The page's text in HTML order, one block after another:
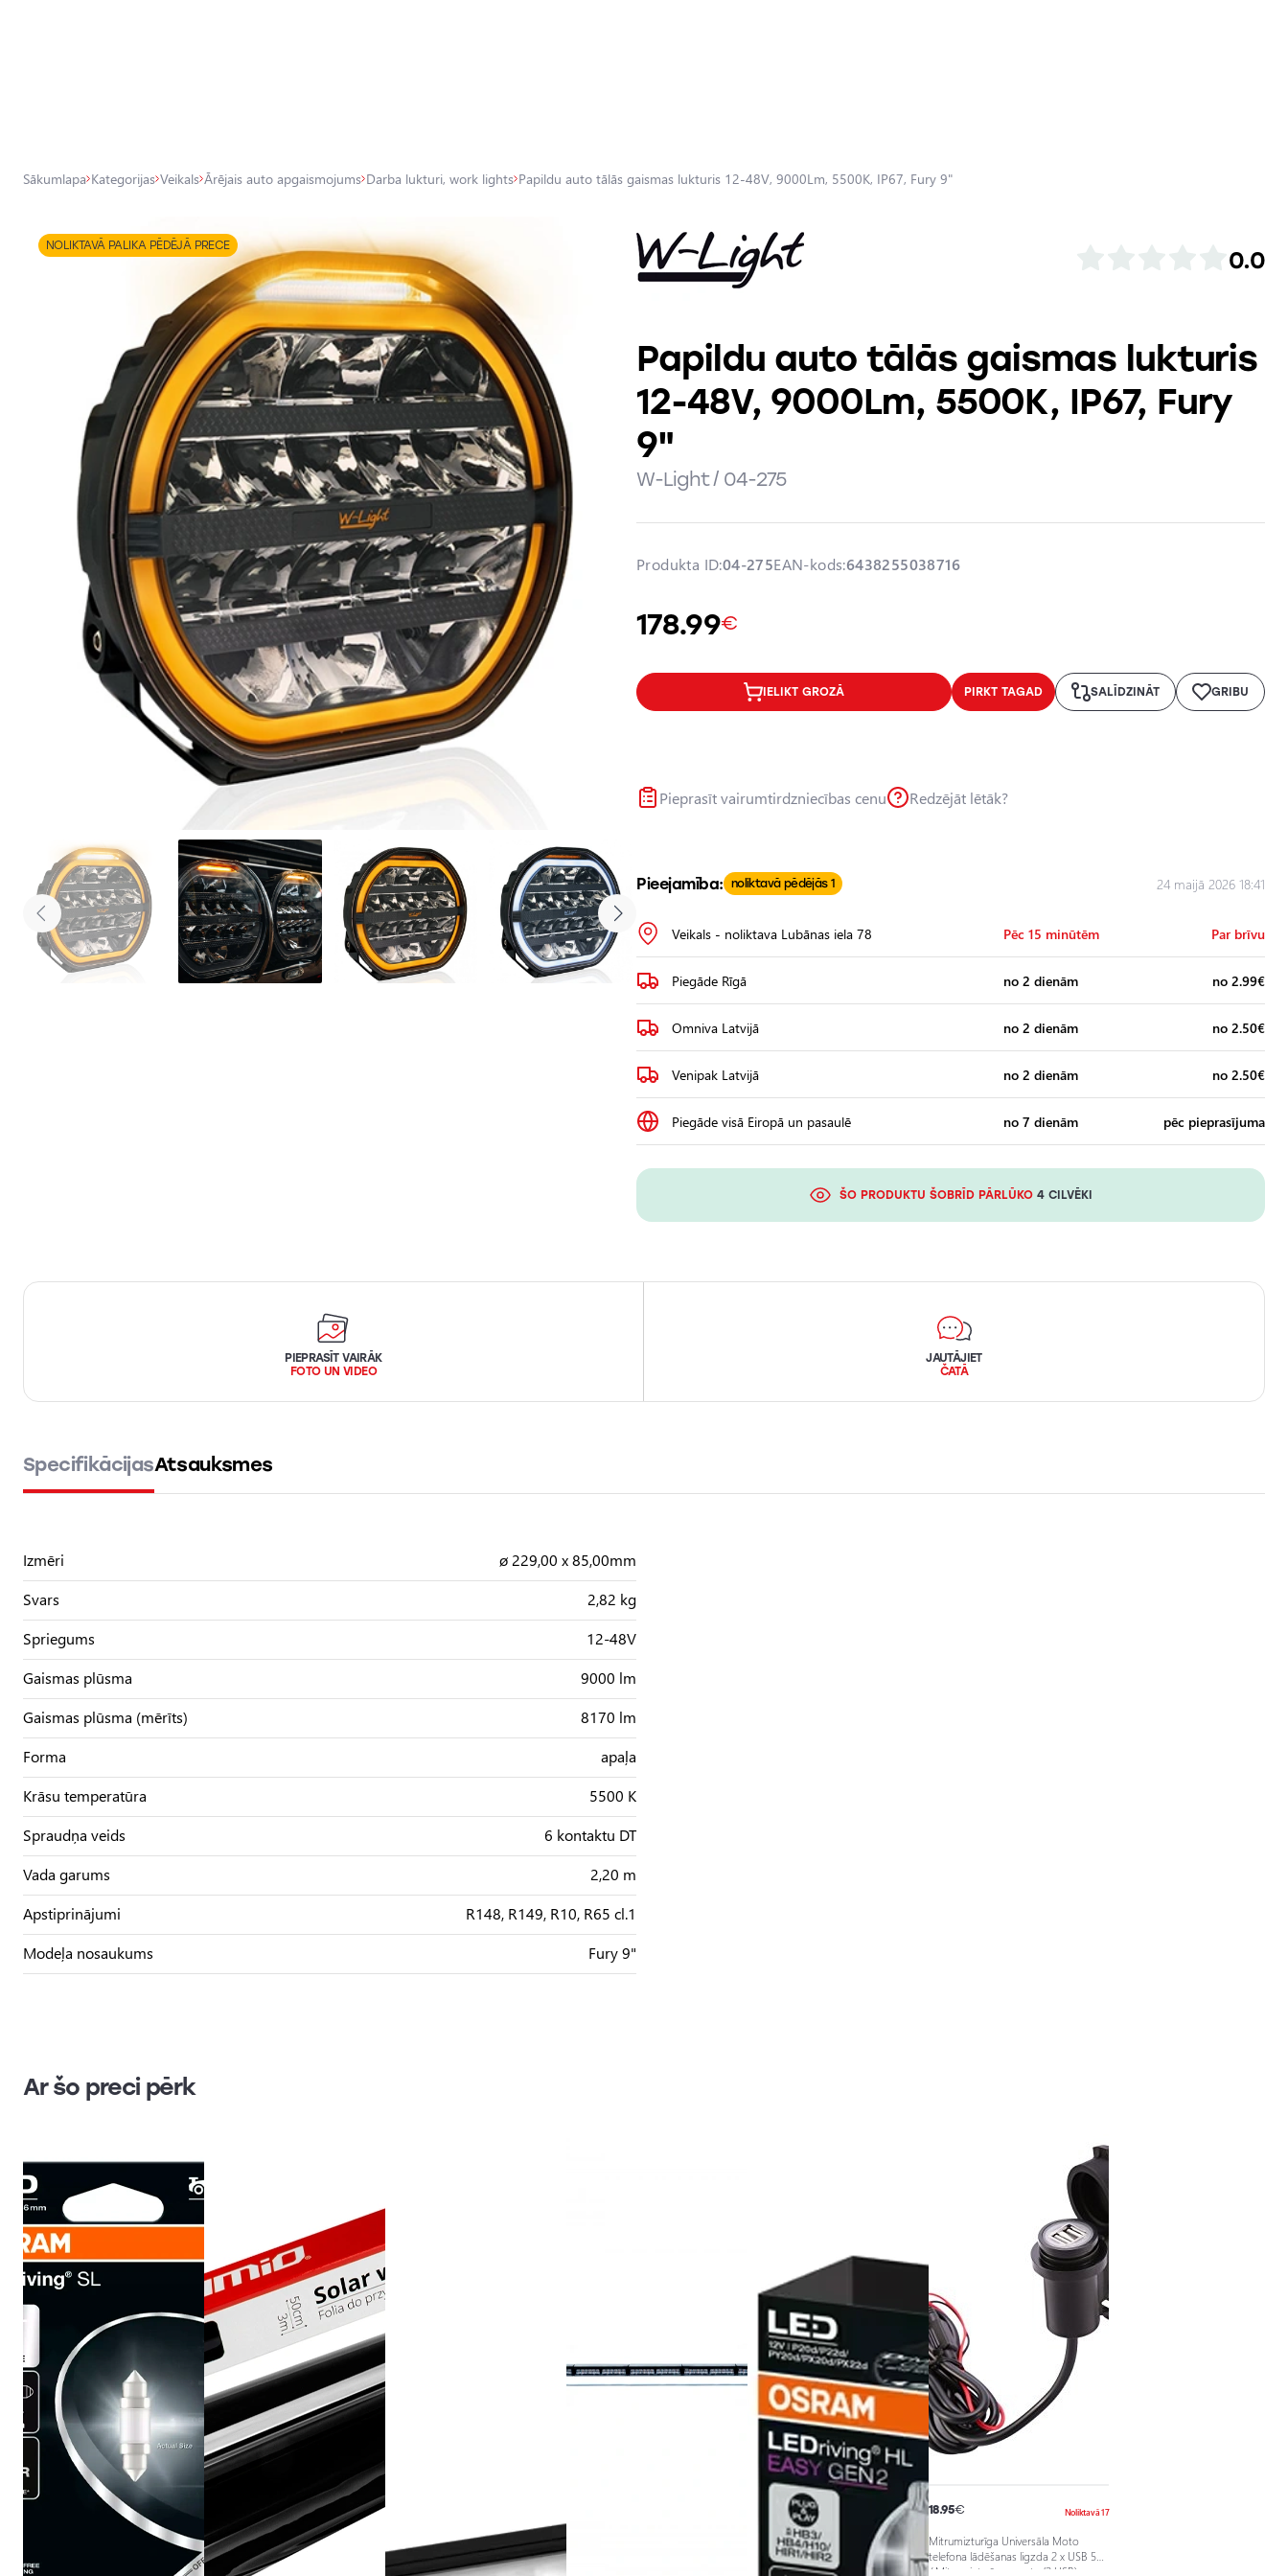
Sākumlapa Kategorijas Veikals Ārējais auto apgaismojums Darba lukturi, work lights Papildu auto tālās gaismas lukturis 12-48V, 9000Lm, 5500K, IP67, Fury 9"
NOLIKTAVĀ PALIKA PĒDĒJĀ PRECE
0.0
Papildu auto tālās gaismas lukturis
12-48V, 9000Lm, 5500K, IP67, Fury
9"
W-Light / 04-275
Produkta ID:04-275EAN-kods:6438255038716
178.99€
IELIKT GROZĀ PIRKT TAGAD SALĪDZINĀT GRIBU
Pieprasīt vairumtirdzniecības cenu Redzējāt lētāk?
Pieejamība: noliktavā pēdējās 1 24 maijā 2026 18:41
Veikals - noliktava Lubānas iela 78 Pēc 15 minūtēm Par brīvu
Piegāde Rīgā no 2 dienām no 2.99€
Omniva Latvijā no 2 dienām no 2.50€
Venipak Latvijā no 2 dienām no 2.50€
Piegāde visā Eiropā un pasaulē no 7 dienām pēc pieprasījuma
ŠO PRODUKTU ŠOBRĪD PĀRLŪKO 4 CILVĒKI
PIEPRASĪT VAIRĀK
FOTO UN VIDEO
JAUTĀJIET
ČATĀ
SpecifikācijasAtsauksmes
Izmēri
ø 229,00 x 85,00mm
Svars
2,82 kg
Spriegums
12-48V
Gaismas plūsma
9000 lm
Gaismas plūsma (mērīts)
8170 lm
Forma
apaļa
Krāsu temperatūra
5500 K
Spraudņa veids
6 kontaktu DT
Vada garums
2,20 m
Apstiprinājumi
R148, R149, R10, R65 cl.1
Modeļa nosaukums
Fury 9"
Ar šo preci pērk
18.95€ Noliktavā 17
Mitrumizturīga Universāla Moto
telefona lādēšanas ligzda 2 x USB 5V
/ Mitrumizturīga rozete (2 USB) ar
Ārējais auto apgaismojums
Apgaismojuma aksesuāri
Auto tehniskās apkopes piederumi
Auto ķīmija, dīteilings, aplīmēšana
Motociklu un velosipēdu
apgaismojums un aksesuāri
Serviss
Automobiļu lukturu remonts un
atjaunošana
Lukturu pulēšana
Papildu aprīkojuma uzstādīšana